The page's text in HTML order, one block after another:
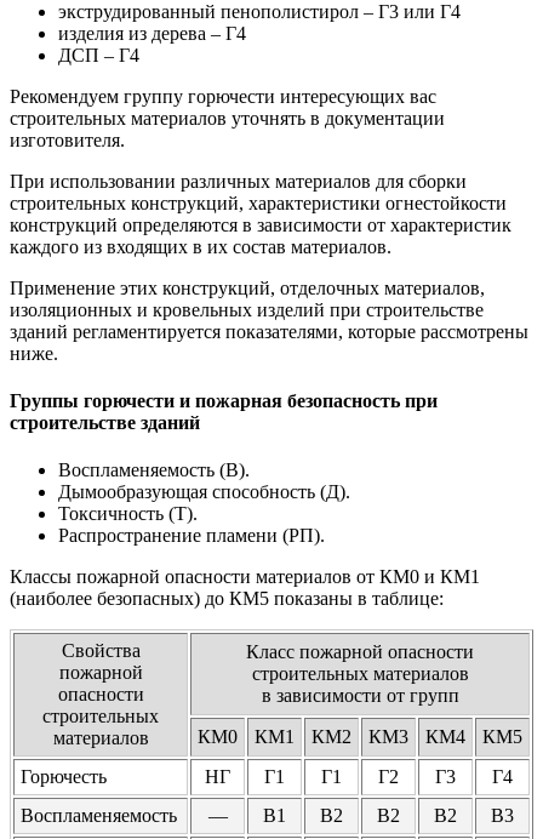
экструдированный пенополистирол – Г3 или Г4
изделия из дерева – Г4
ДСП – Г4
Рекомендуем группу горючести интересующих вас
строительных материалов уточнять в документации
изготовителя.
При использовании различных материалов для сборки
строительных конструкций, характеристики огнестойкости
конструкций определяются в зависимости от характеристик
каждого из входящих в их состав материалов.
Применение этих конструкций, отделочных материалов,
изоляционных и кровельных изделий при строительстве
зданий регламентируется показателями, которые рассмотрены
ниже.
Группы горючести и пожарная безопасность при
строительстве зданий
Воспламеняемость (В).
Дымообразующая способность (Д).
Токсичность (Т).
Распространение пламени (РП).
Классы пожарной опасности материалов от КМ0 и КМ1
(наиболее безопасных) до КМ5 показаны в таблице:
Свойства
пожарной
опасности
строительных
материалов
Класс пожарной опасности
строительных материалов
в зависимости от групп
КМ0
КМ1 КМ2 КМ3 КМ4
КМ5
Горючесть
НГ Г1 Г1 Г2 Г3
Г4
Воспламеняемость
— В1 В2 В2 В2
В3